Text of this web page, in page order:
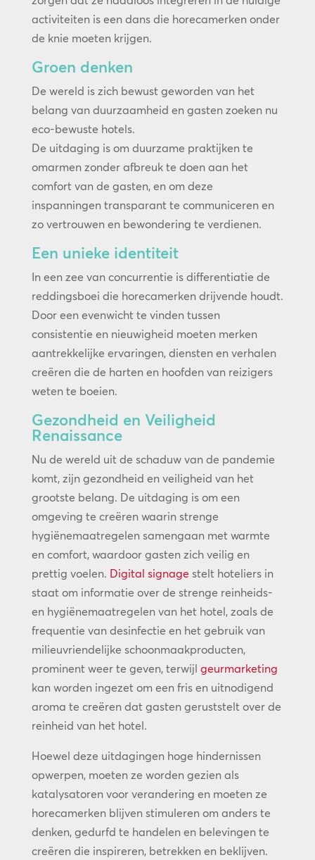
activiteiten is een dans die horecamerken onder
de knie moeten krijgen.
Groen denken
De wereld is zich bewust geworden van het
belang van duurzaamheid en gasten zoeken nu
eco-bewuste hotels.
De uitdaging is om duurzame praktijken te
omarmen zonder afbreuk te doen aan het
comfort van de gasten, en om deze
inspanningen transparant te communiceren en
zo vertrouwen en bewondering te verdienen.
Een unieke identiteit
In een zee van concurrentie is differentiatie de
reddingsboei die horecamerken drijvende houdt.
Door een evenwicht te vinden tussen
consistentie en nieuwigheid moeten merken
aantrekkelijke ervaringen, diensten en verhalen
creëren die de harten en hoofden van reizigers
weten te boeien.
Gezondheid en Veiligheid
Renaissance
Nu de wereld uit de schaduw van de pandemie
komt, zijn gezondheid en veiligheid van het
grootste belang. De uitdaging is om een
omgeving te creëren waarin strenge
hygiënemaatregelen samengaan met warmte
en comfort, waardoor gasten zich veilig en
prettig voelen. Digital signage stelt hoteliers in
staat om informatie over de strenge reinheids-
en hygiënemaatregelen van het hotel, zoals de
frequentie van desinfectie en het gebruik van
milieuvriendelijke schoonmaakproducten,
prominent weer te geven, terwijl geurmarketing
kan worden ingezet om een fris en uitnodigend
aroma te creëren dat gasten geruststelt over de
reinheid van het hotel.
Hoewel deze uitdagingen hoge hindernissen
opwerpen, moeten ze worden gezien als
katalysatoren voor verandering en moeten ze
horecamerken blijven stimuleren om anders te
denken, gedurfd te handelen en belevingen te
creëren die inspireren, betrekken en beklijven.